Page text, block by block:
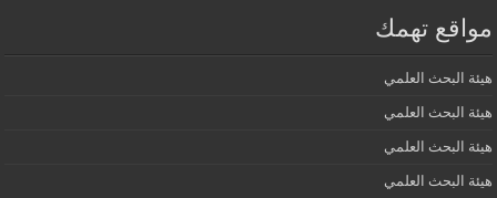
مواقع تهمك
هيئة البحث العلمي
هيئة البحث العلمي
هيئة البحث العلمي
هيئة البحث العلمي